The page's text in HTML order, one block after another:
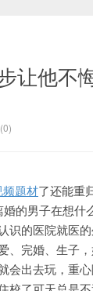
让他不
频题材了还能重
的男子在想什
识的医院就医
、完婚、生子
会出去玩，重